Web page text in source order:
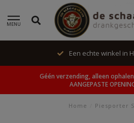
MENU
Een echte winkel in
Géén verzending, alleen ophalen
AANGEPASTE
Home Piesporter